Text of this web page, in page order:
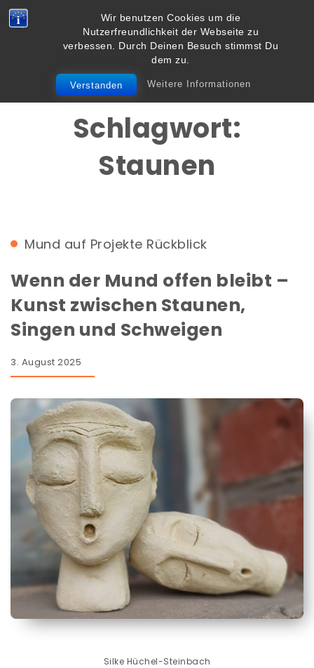
Wir benutzen Cookies um die
Nutzerfreundlichkeit der Webseite zu
verbessen. Durch Deinen Besuch stimmst Du
dem zu.
Verstanden Weitere Informationen
Skip to content
Vielbegabt.de
Toggle
navigation
Schlagwort:
Staunen
Mund auf Projekte Rückblick
Wenn der Mund offen bleibt –
Kunst zwischen Staunen,
Singen und Schweigen
3. August 2025
Silke Hüchel-Steinbach